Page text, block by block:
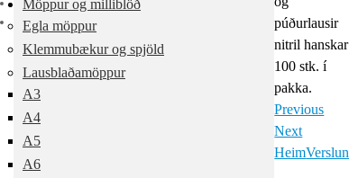
HAFA SAMBAND
MITT SVÆÐI
Mitt svæði
0 kr.
Previous
Next
HeimVerslun
Möppur og milliblöð
Egla möppur
Klemmubækur og spjöld
Lausblaðamöppur
A3
A4
A5
A6